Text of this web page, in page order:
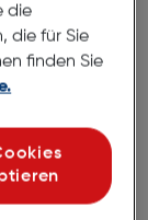
die
die für Sie
finden Sie